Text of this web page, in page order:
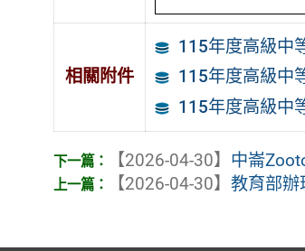
相關附件
115年度高級中
115年度高級中
115年度高級中
【2026-04-30】 中崙
【2026-04-30】教育部辦